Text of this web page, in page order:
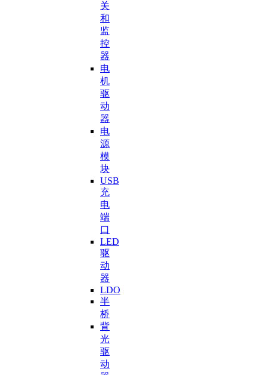
关
和
监
控
器
电
机
驱
动
器
电
源
模
块
USB
充
电
端
口
LED
驱
动
器
LDO
半
桥
背
光
驱
动